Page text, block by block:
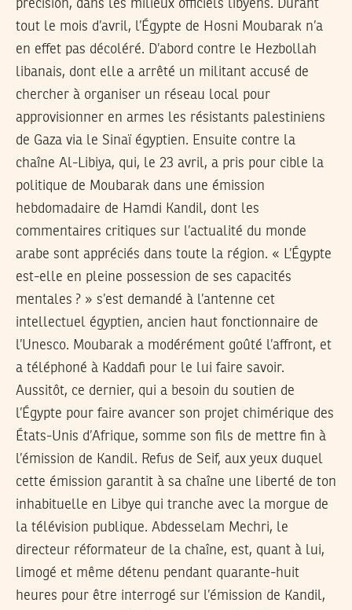
précision, dans les milieux officiels libyens. Durant
tout le mois d’avril, l’Égypte de Hosni Moubarak n’a
en effet pas décoléré. D’abord contre le Hezbollah
libanais, dont elle a arrêté un militant accusé de
chercher à organiser un réseau local pour
approvisionner en armes les résistants palestiniens
de Gaza via le Sinaï égyptien. Ensuite contre la
chaîne Al-Libiya, qui, le 23 avril, a pris pour cible la
politique de Moubarak dans une émission
hebdomadaire de Hamdi Kandil, dont les
commentaires critiques sur l’actualité du monde
arabe sont appréciés dans toute la région. « L’Égypte
est-elle en pleine possession de ses capacités
mentales ? » s’est demandé à l’antenne cet
intellectuel égyptien, ancien haut fonctionnaire de
l’Unesco. Moubarak a modérément goûté l’affront, et
a téléphoné à Kaddafi pour le lui faire savoir.
Aussitôt, ce dernier, qui a besoin du soutien de
l’Égypte pour faire avancer son projet chimérique des
États-Unis d’Afrique, somme son fils de mettre fin à
l’émission de Kandil. Refus de Seif, aux yeux duquel
cette émission garantit à sa chaîne une liberté de ton
inhabituelle en Libye qui tranche avec la morgue de
la télévision publique. Abdesselam Mechri, le
directeur réformateur de la chaîne, est, quant à lui,
limogé et même détenu pendant quarante-huit
heures pour être interrogé sur l’émission de Kandil,